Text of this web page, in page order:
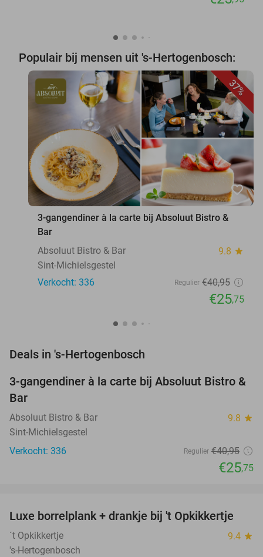
Populair bij mensen uit 's-Hertogenbosch:
37%
favorite_border
3-gangendiner à la carte bij Absoluut Bistro &
Bar
Absoluut Bistro & Bar
9.8 star
Sint-Michielsgestel
Verkocht: 336
Regulier €40,95
€25,75
Deals in 's-Hertogenbosch
37%
3-gangendiner à la carte bij Absoluut Bistro &
Bar
Absoluut Bistro & Bar 9.8 star
Sint-Michielsgestel
Verkocht: 336
Regulier €40,95
€25,75
41%
TODAY
Luxe borrelplank + drankje bij 't Opkikkertje
´t Opkikkertje 9.4 star
's-Hertogenbosch